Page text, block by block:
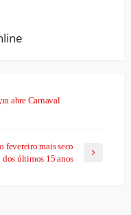
abre Carnaval
fevereiro mais seco
dos últimos 15 anos